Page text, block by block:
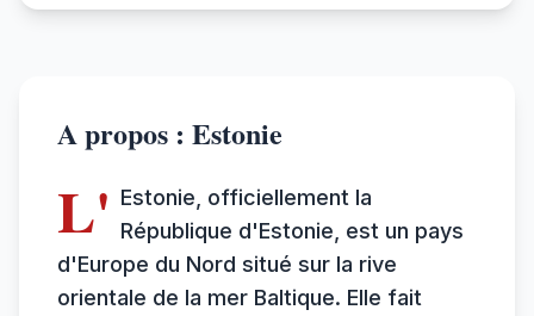
A propos : Estonie
L' Estonie, officiellement la
République d'Estonie, est un pays
d'Europe du Nord situé sur la rive
orientale de la mer Baltique. Elle fait